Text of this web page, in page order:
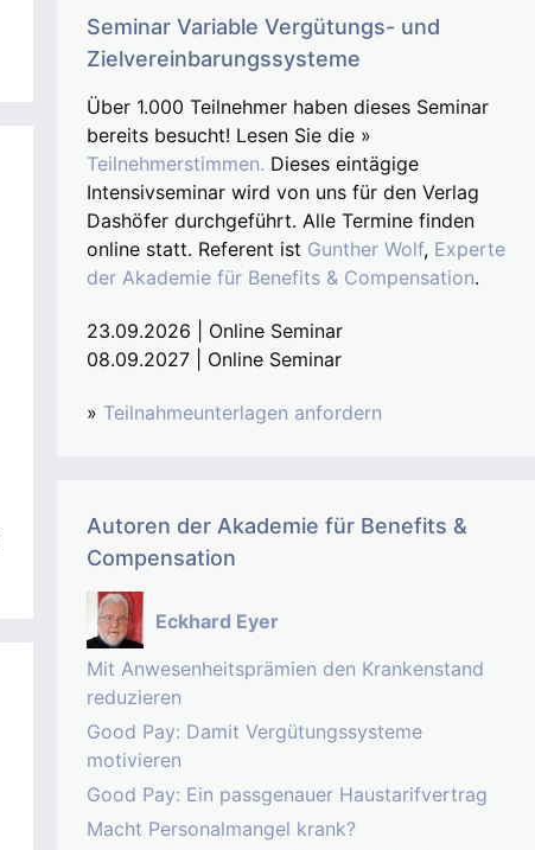
Seminar Variable Vergütungs- und
Zielvereinbarungssysteme
Über 1.000 Teilnehmer haben dieses Seminar
bereits besucht! Lesen Sie die »
Teilnehmerstimmen. Dieses eintägige
Intensivseminar wird von uns für den Verlag
Dashöfer durchgeführt. Alle Termine finden
online statt. Referent ist Gunther Wolf, Experte
der Akademie für Benefits & Compensation.
23.09.2026 | Online Seminar
08.09.2027 | Online Seminar
» Teilnahmeunterlagen anfordern
Autoren der Akademie für Benefits &
Compensation
Eckhard Eyer
Mit Anwesenheitsprämien den Krankenstand
reduzieren
Good Pay: Damit Vergütungssysteme
motivieren
Good Pay: Ein passgenauer Haustarifvertrag
Macht Personalmangel krank?